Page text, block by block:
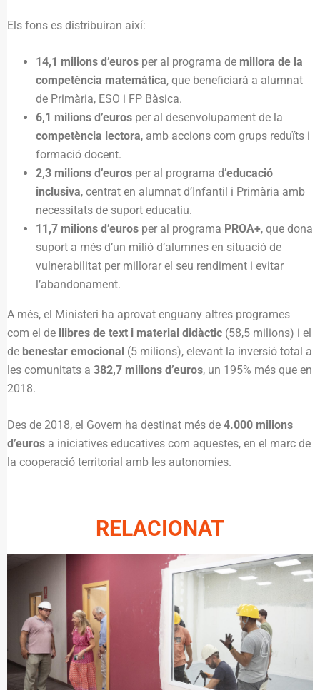
Els fons es distribuiran així:
14,1 milions d’euros per al programa de millora de la
competència matemàtica, que beneficiarà a alumnat
de Primària, ESO i FP Bàsica.
6,1 milions d’euros per al desenvolupament de la
competència lectora, amb accions com grups reduïts i
formació docent.
2,3 milions d’euros per al programa d’educació
inclusiva, centrat en alumnat d’Infantil i Primària amb
necessitats de suport educatiu.
11,7 milions d’euros per al programa PROA+, que dona
suport a més d’un milió d’alumnes en situació de
vulnerabilitat per millorar el seu rendiment i evitar
l’abandonament.
A més, el Ministeri ha aprovat enguany altres programes
com el de llibres de text i material didàctic (58,5 milions) i el
de benestar emocional (5 milions), elevant la inversió total a
les comunitats a 382,7 milions d’euros, un 195% més que en
2018.
Des de 2018, el Govern ha destinat més de 4.000 milions
d’euros a iniciatives educatives com aquestes, en el marc de
la cooperació territorial amb les autonomies.
RELACIONAT